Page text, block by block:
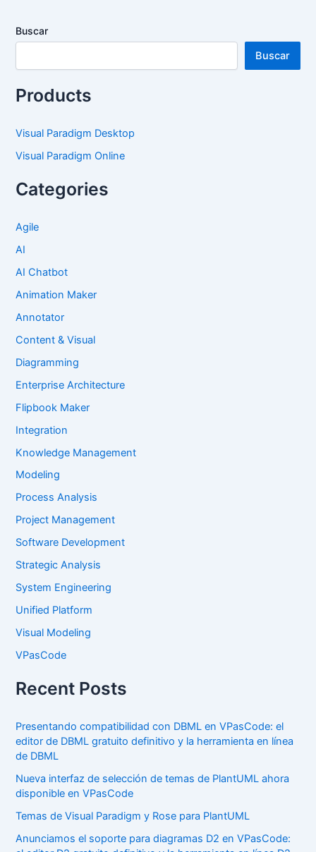
Buscar
Buscar
Products
Visual Paradigm Desktop
Visual Paradigm Online
Categories
Agile
AI
AI Chatbot
Animation Maker
Annotator
Content & Visual
Diagramming
Enterprise Architecture
Flipbook Maker
Integration
Knowledge Management
Modeling
Process Analysis
Project Management
Software Development
Strategic Analysis
System Engineering
Unified Platform
Visual Modeling
VPasCode
Recent Posts
Presentando compatibilidad con DBML en VPasCode: el
editor de DBML gratuito definitivo y la herramienta en línea
de DBML
Nueva interfaz de selección de temas de PlantUML ahora
disponible en VPasCode
Temas de Visual Paradigm y Rose para PlantUML
Anunciamos el soporte para diagramas D2 en VPasCode: